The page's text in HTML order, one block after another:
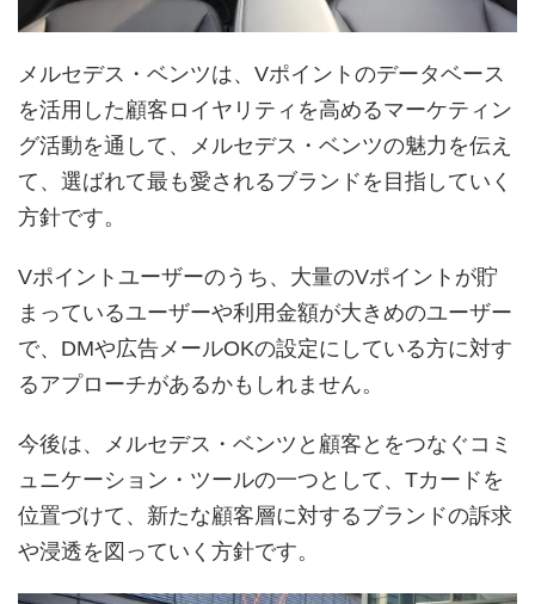
メルセデス・ベンツは、Vポイントのデータベース
を活用した顧客ロイヤリティを高めるマーケティン
グ活動を通して、メルセデス・ベンツの魅力を伝え
て、選ばれて最も愛されるブランドを目指していく
方針です。
Vポイントユーザーのうち、大量のVポイントが貯
まっているユーザーや利用金額が大きめのユーザー
で、DMや広告メールOKの設定にしている方に対す
るアプローチがあるかもしれません。
今後は、メルセデス・ベンツと顧客とをつなぐコミ
ュニケーション・ツールの一つとして、Tカードを
位置づけて、新たな顧客層に対するブランドの訴求
や浸透を図っていく方針です。